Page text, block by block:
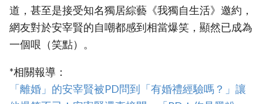
道，甚至是接受知名獨居綜藝《我獨自生活》邀約，
網友對於安宰賢的自嘲都感到相當爆笑，顯然已成為
一個哏（笑點）。
*相關報導：
‎「離婚」的安宰賢被PD問到「有婚禮經驗嗎？」讓